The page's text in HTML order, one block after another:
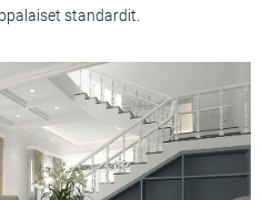
standardit.